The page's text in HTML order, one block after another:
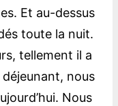
Et au-dessus
toute la nuit.
tellement il a
nous
Nous